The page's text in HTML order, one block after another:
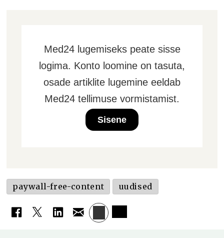
Med24 lugemiseks peate sisse
logima. Konto loomine on tasuta,
osade artiklite lugemine eeldab
Med24 tellimuse vormistamist.
Sisene
paywall-free-content uudised